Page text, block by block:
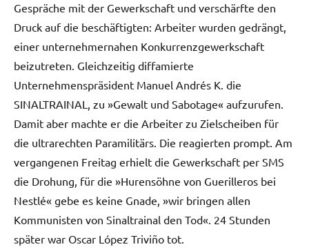
Gespräche mit der Gewerkschaft und verschärfte den
Druck auf die beschäftigten: Arbeiter wurden gedrängt,
einer unternehmernahen Konkurrenzgewerkschaft
beizutreten. Gleichzeitig diffamierte
Unternehmenspräsident Manuel Andrés K. die
SINALTRAINAL, zu »Gewalt und Sabotage« aufzurufen.
Damit aber machte er die Arbeiter zu Zielscheiben für
die ultrarechten Paramilitärs. Die reagierten prompt. Am
vergangenen Freitag erhielt die Gewerkschaft per SMS
die Drohung, für die »Hurensöhne von Guerilleros bei
Nestlé« gebe es keine Gnade, »wir bringen allen
Kommunisten von Sinaltrainal den Tod«. 24 Stunden
später war Oscar López Triviño tot.